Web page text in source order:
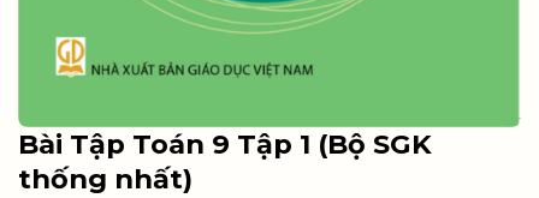
Bài Tập Toán 9 Tập 1 (Bộ SGK
thống nhất)